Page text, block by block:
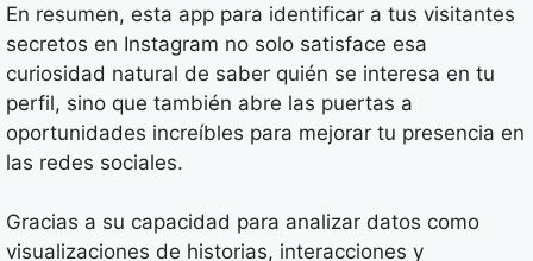
En resumen, esta app para identificar a tus visitantes
secretos en Instagram no solo satisface esa
curiosidad natural de saber quién se interesa en tu
perfil, sino que también abre las puertas a
oportunidades increíbles para mejorar tu presencia en
las redes sociales.
Gracias a su capacidad para analizar datos como
visualizaciones de historias, interacciones y